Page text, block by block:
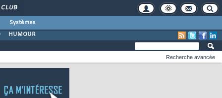
CLUB
Systèmes
HUMOUR
Recherche avancée